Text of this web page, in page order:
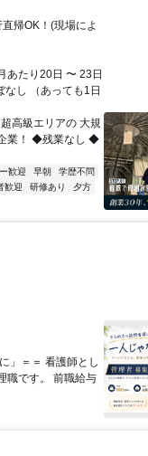
帰OK！(現場によ
あたり20日 〜 23日
し （あっても1日
高級エリアの 大規
業！ ◆残業なし ◆
歓迎 早朝
学歴不問
歓迎 研修あり
夕方
」＝＝ 看護師とし
職です。 前職給与